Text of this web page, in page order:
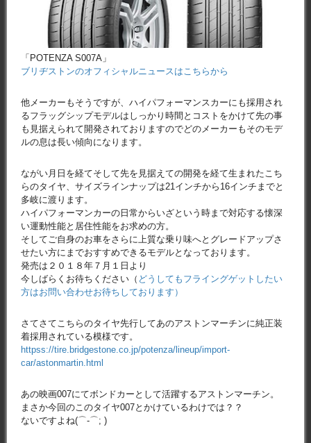
「POTENZA S007A」
ブリヂストンのオフィシャルニュースはこちらから
他メーカーもそうですが、ハイパフォーマンスカーにも採用され
るフラッグシップモデルはしっかり時間とコストをかけて先の事
も見据えられて開発されておりますのでどのメーカーもそのモデ
ルの息は長い傾向になります。
ながい月日を経てそして先を見据えての開発を経て生まれたこち
らのタイヤ、サイズラインナップは21インチから16インチまでと
多岐に渡ります。
ハイパフォーマンカーの日常からいざという時まで対応する懐深
い運動性能と居住性能をお求めの方。
そしてご自身のお車をさらに上質な乗り味へとグレードアップさ
せたい方にまでおすすめできるモデルとなっております。
発売は２０１８年７月１日より
今しばらくお待ちください（ どうしてもフライングゲットしたい
方はお問い合わせお待ちしております）
さてさてこちらのタイヤ先行してあのアストンマーチンに純正装
着採用されている模様です。
httpss://tire.bridgestone.co.jp/potenza/lineup/import-
car/astonmartin.html
あの映画007にてボンドカーとして活躍するアストンマーチン。
まさか今回のこのタイヤ007とかけているわけでは？？
ないですよね(⌒-⌒; )